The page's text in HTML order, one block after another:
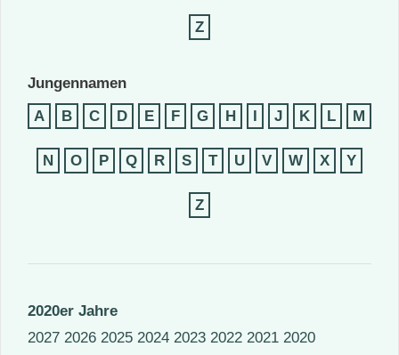
Z
Jungennamen
A
B C D E F G H I J K L M
N O P Q R S T U V W X Y
Z
2020er Jahre
2027 2026 2025 2024 2023 2022 2021 2020